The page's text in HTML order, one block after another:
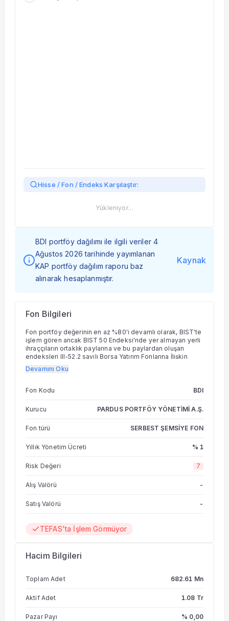
Hisse / Fon / Endeks Karşılaştır:
Yükleniyor…
BDI portföy dağılımı ile ilgili veriler 4
Ağustos 2026 tarihinde yayımlanan
KAP portföy dağılım raporu baz
alınarak hesaplanmıştır.
Kaynak
Fon Bilgileri
Fon portföy değerinin en az %80'i devamlı olarak, BIST'te
işlem gören ancak BIST 50 Endeksi'nde yer almayan yerli
ihraççıların ortaklık paylarına ve bu paylardan oluşan
endeksleri III-52.2 sayılı Borsa Yatırım Fonlarına İlişkin
Esaslar Tebliği'nin 5. maddesinin dördüncü fıkrasının (a)
bendi kapsamında takip etmek üzere kurulan yerli borsa
Devamını Oku
Fon Kodu BDI
Kurucu PARDUS PORTFÖY YÖNETİMİ A.Ş.
Fon türü SERBEST ŞEMSİYE FON
Yıllık Yönetim Ücreti % 1
Risk Değeri 7
Alış Valörü -
Satış Valörü -
TEFAS'ta İşlem Görmüyor
Hacim Bilgileri
Toplam Adet 682.61 Mn
Aktif Adet 1.08 Tr
Pazar Payı % 0,00